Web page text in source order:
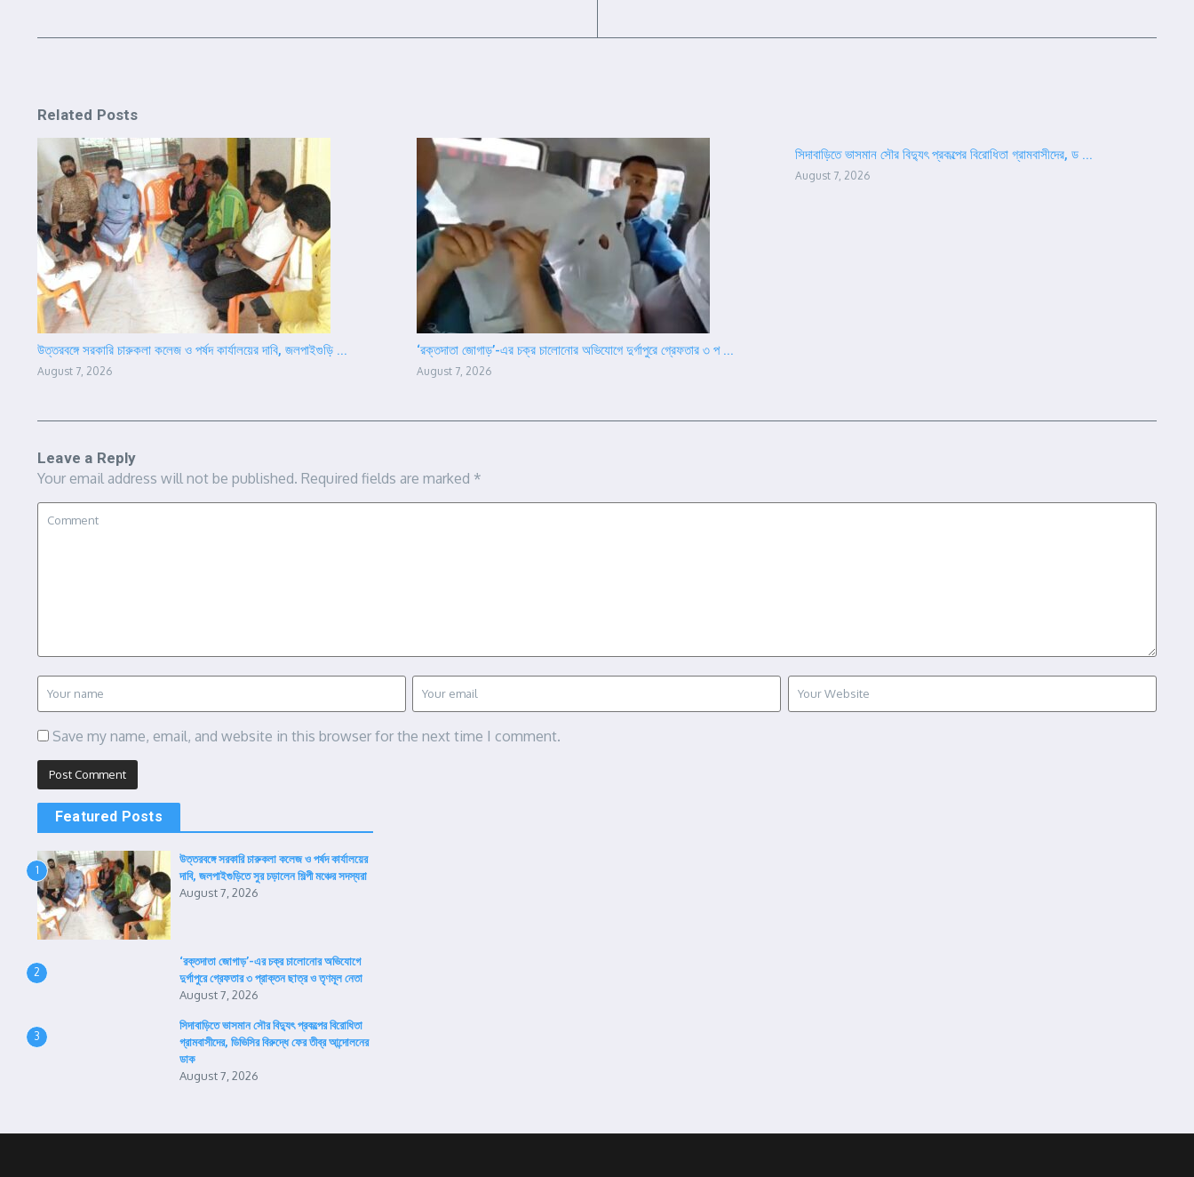
Related Posts
উত্তরবঙ্গে সরকারি চারুকলা কলেজ ও পর্ষদ কার্যালয়ের দাবি, জলপাইগুড়ি ...
August 7, 2026
‘রক্তদাতা জোগাড়’-এর চক্র চালোনোর অভিযোগে দুর্গাপুরে গ্রেফতার ৩ প ...
August 7, 2026
সিদাবাড়িতে ভাসমান সৌর বিদ্যুৎ প্রকল্পের বিরোধিতা গ্রামবাসীদের, ড ...
August 7, 2026
Leave a Reply
Your email address will not be published. Required fields are marked *
Save my name, email, and website in this browser for the next time I comment.
Featured Posts
1
উত্তরবঙ্গে সরকারি চারুকলা কলেজ ও পর্ষদ কার্যালয়ের
দাবি, জলপাইগুড়িতে সুর চড়ালেন শিল্পী মঞ্চের সদস্যরা
August 7, 2026
2
‘রক্তদাতা জোগাড়’-এর চক্র চালোনোর অভিযোগে
দুর্গাপুরে গ্রেফতার ৩ প্রাক্তন ছাত্র ও তৃণমূল নেতা
August 7, 2026
3
সিদাবাড়িতে ভাসমান সৌর বিদ্যুৎ প্রকল্পের বিরোধিতা
গ্রামবাসীদের, ডিভিসির বিরুদ্ধে ফের তীব্র আন্দোলনের
ডাক
August 7, 2026